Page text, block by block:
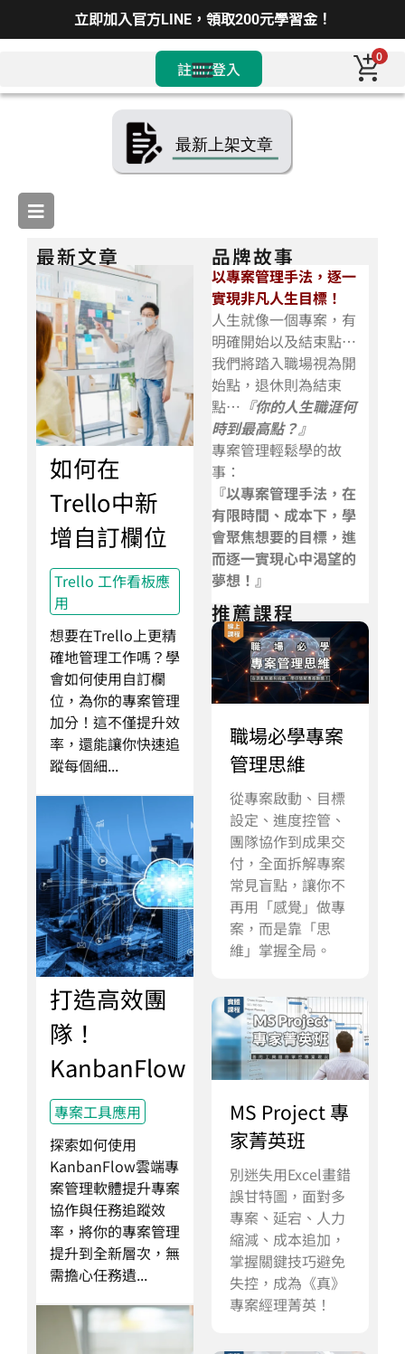
立即加入官方LINE，領取200元學習金！
註冊/登入
0
最新文章
如何在
Trello中新
增自訂欄位
Trello 工作看板應
用
想要在Trello上更精
確地管理工作嗎？學
會如何使用自訂欄
位，為你的專案管理
加分！這不僅提升效
率，還能讓你快速追
蹤每個細...
打造高效團
隊！
KanbanFlow
專案工具應用
探索如何使用
KanbanFlow雲端專
案管理軟體提升專案
協作與任務追蹤效
率，將你的專案管理
提升到全新層次，無
需擔心任務遺...
品牌故事
以專案管理手法，逐一
實現非凡人生目標！
人生就像一個專案，有
明確開始以及結束點…
我們將踏入職場視為開
始點，退休則為結束
點… 『你的人生職涯何
時到最高點？』
專案管理輕鬆學的故
事：
『以專案管理手法，在
有限時間、成本下，學
會聚焦想要的目標，進
而逐一實現心中渴望的
夢想！』
推薦課程
職場必學專案
管理思維
從專案啟動、目標
設定、進度控管、
團隊協作到成果交
付，全面拆解專案
常見盲點，讓你不
再用「感覺」做專
案，而是靠「思
維」掌握全局。
MS Project 專
家菁英班
別迷失用Excel畫錯
誤甘特圖，面對多
專案、延宕、人力
縮減、成本追加，
掌握關鍵技巧避免
失控，成為《真》
專案經理菁英！